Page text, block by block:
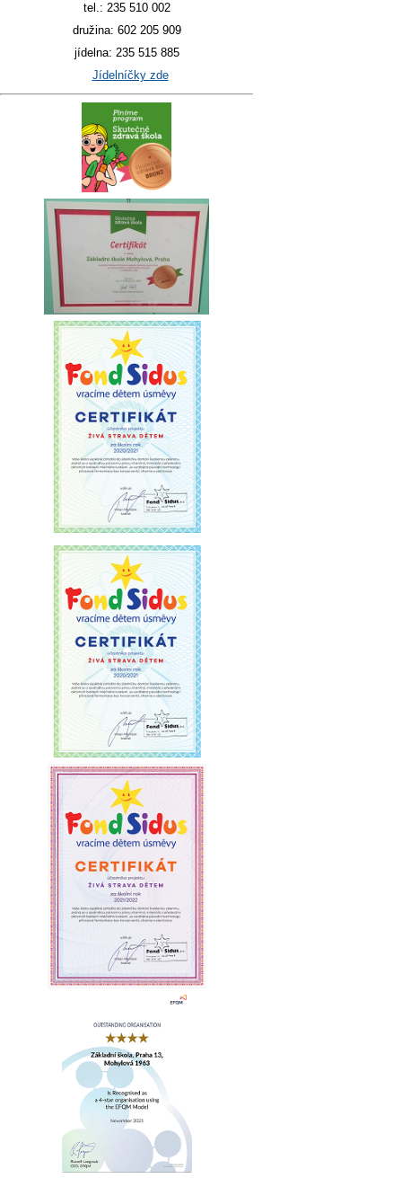
tel.: 235 510 002
družina: 602 205 909
jídelna: 235 515 885
Jídelníčky zde